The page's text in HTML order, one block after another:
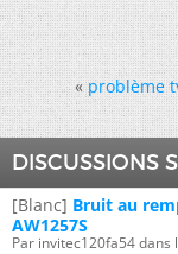
« problème
DISCUSSIONS
[Blanc] Bruit au
AW1257S
Par invitec120fa54 dans